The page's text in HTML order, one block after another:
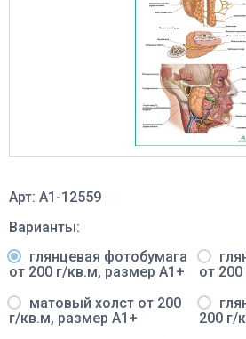
Арт: A1-12559
Варианты:
глянцевая фотобумага
от 200 г/кв.м, размер A1+
от
матовый холст от 200
г/кв.м, размер A1+
200 г/